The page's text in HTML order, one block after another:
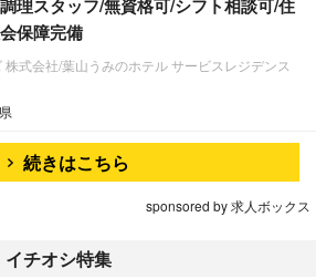
調理スタッフ/無資格可/シフト相談可/住
保障完備
式会社/葉山うみのホテル サービスレジデンス
続きはこちら
sponsored by 求人ボックス
チオシ特集